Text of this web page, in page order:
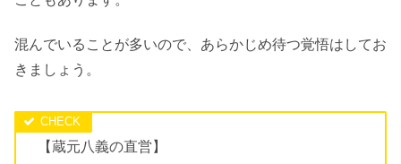
混んでいることが多いので、あらかじめ待つ覚悟はしてお
きましょう。
【蔵元八義の直営】